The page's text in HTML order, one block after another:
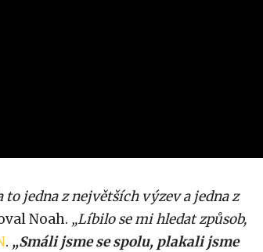
jedna z největších výzev a jedna z
Noah. „Líbilo se mi hledat způsob,
. „Smáli jsme se spolu, plakali jsme